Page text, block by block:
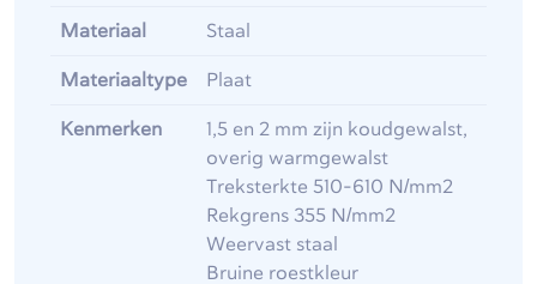
Materiaal Staal
Materiaaltype Plaat
Kenmerken
1,5 en 2 mm zijn koudgewalst,
overig warmgewalst
Treksterkte 510-610 N/mm2
Rekgrens 355 N/mm2
Weervast staal
Bruine roestkleur